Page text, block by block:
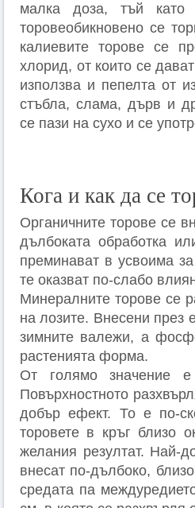
малка доза, тъй
торовеобикновено се
калиевите торове се
хлорид, от които се
използва и пепелта от
стъбла, слама, дърв и
се пази на сухо и се
Кога и как да се
Органичните торове се
дълбоката обработка
преминават в усвоима
те оказват по-слабо
Минералните торове се
на лозите. Внесени през
зимните валежи, а
растенията форма.
От голямо значение
Повърхностното
добър ефект. То е по-
торовете в кръг близо
желания резултат. Най-
внесат по-дълбоко,
средата па